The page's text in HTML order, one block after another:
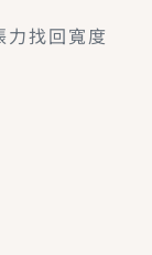
找回寬度